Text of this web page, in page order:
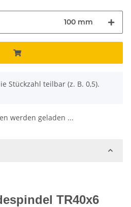
100 mm
Stückzahl teilbar (z. B. 0,5).
werden geladen ...
TR40x6